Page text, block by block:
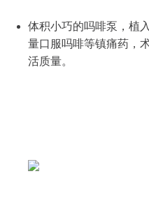
体积小巧的吗啡泵，植
量口服吗啡等镇痛药，
活质量。